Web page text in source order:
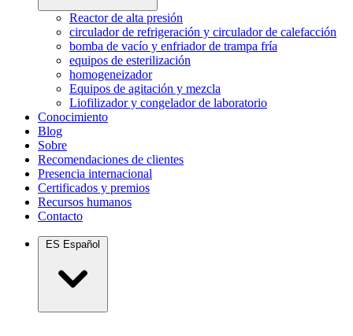
Reactor de alta presión
circulador de refrigeración y circulador de calefacción
bomba de vacío y enfriador de trampa fría
equipos de esterilización
homogeneizador
Equipos de agitación y mezcla
Liofilizador y congelador de laboratorio
Conocimiento
Blog
Sobre
Recomendaciones de clientes
Presencia internacional
Certificados y premios
Recursos humanos
Contacto
ES Español